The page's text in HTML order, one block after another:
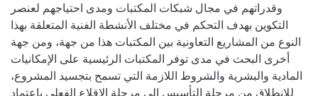
وقدراتهم في مجال شبكات المكتبات ومدى احتياجهم لعنصر
التكوين بهدف التحكم في مختلف الأنشطة الفنية المتعلقة بهذا
النوع من المشاريع التعاونية بين المكتبات هذا من جهة، ومن جهة
أخرى البحث في مدى توفر المكتبات الرئيسية على الإمكانيات
المادية والبشرية والشروط اللازمة التي تسمح بتجسيد المشروع،